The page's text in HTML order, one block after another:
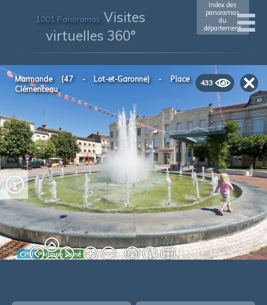
1001 Panoramas Visites
virtuelles 360°
Index des
panoramas
du
département
xxxxxxxxxxxx
433
Marmande (47 - Lot-et-Garonne) - Place
Clémenceau